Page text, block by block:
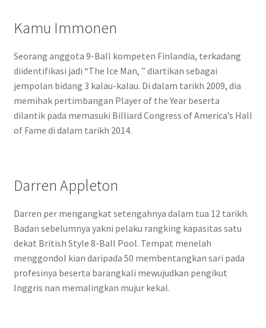
Kamu Immonen
Seorang anggota 9-Ball kompeten Finlandia, terkadang
diidentifikasi jadi “The Ice Man, ” diartikan sebagai
jempolan bidang 3 kalau-kalau. Di dalam tarikh 2009, dia
memihak pertimbangan Player of the Year beserta
dilantik pada memasuki Billiard Congress of America’s Hall
of Fame di dalam tarikh 2014.
Darren Appleton
Darren per mengangkat setengahnya dalam tua 12 tarikh.
Badan sebelumnya yakni pelaku rangking kapasitas satu
dekat British Style 8-Ball Pool. Tempat menelah
menggondol kian daripada 50 membentangkan sari pada
profesinya beserta barangkali mewujudkan pengikut
Inggris nan memalingkan mujur kekal.